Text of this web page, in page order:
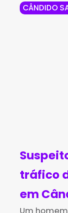
CÂNDIDO
tráfico
em